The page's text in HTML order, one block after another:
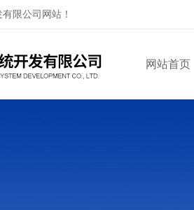
限公司网站！
网站首页